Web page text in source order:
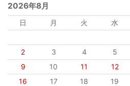
2026年8月
日 月 火 水
2
3 4 5
9
10 11 12
16
17 18 19